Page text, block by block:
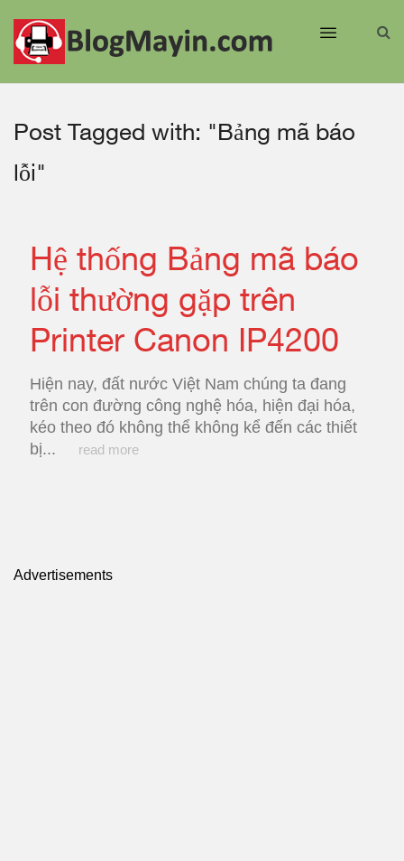
Post Tagged with: "Bảng mã báo
lỗi"
Hệ thống Bảng mã báo
lỗi thường gặp trên
Printer Canon IP4200
Hiện nay, đất nước Việt Nam chúng ta đang
trên con đường công nghệ hóa, hiện đại hóa,
kéo theo đó không thể không kể đến các thiết
bị...
read more
Advertisements